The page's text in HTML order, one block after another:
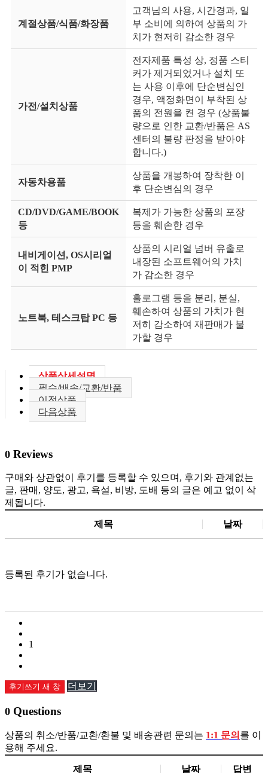
계절상품/식품/화장품
고객님의 사용, 시간경과, 일
부 소비에 의하여 상품의 가
치가 현저히 감소한 경우
가전/설치상품
전자제품 특성 상, 정품 스티
커가 제거되었거나 설치 또
는 사용 이후에 단순변심인
경우, 액정화면이 부착된 상
품의 전원을 켠 경우 (상품불
량으로 인한 교환/반품은 AS
센터의 불량 판정을 받아야
합니다.)
자동차용품
상품을 개봉하여 장착한 이
후 단순변심의 경우
CD/DVD/GAME/BOOK
등
복제가 가능한 상품의 포장
등을 훼손한 경우
내비게이션, OS시리얼
이 적힌 PMP
상품의 시리얼 넘버 유출로
내장된 소프트웨어의 가치
가 감소한 경우
노트북, 테스크탑 PC 등
홀로그램 등을 분리, 분실,
훼손하여 상품의 가치가 현
저히 감소하여 재판매가 불
가할 경우
상품상세설명
필수/배송/교환/반품
이전상품
다음상품
0 Reviews
구매와 상관없이 후기를 등록할 수 있으며, 후기와 관계없는
글, 판매, 양도, 광고, 욕설, 비방, 도배 등의 글은 예고 없이 삭
제됩니다.
제목 날짜
등록된 후기가 없습니다.
1
후기쓰기 새 창 더보기
0 Questions
상품의 취소/반품/교환/환불 및 배송관련 문의는 1:1 문의 를 이
용해 주세요.
제목 날짜 답변